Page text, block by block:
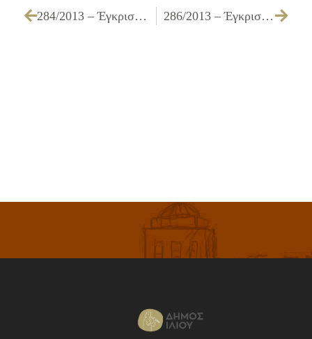
284/2013 – Έγκριση δαπανών και απαλλαγή υπολόγου εντάλματος προπληρωμής 286/2013 – Έγκριση πίστωσης και τεχνικών προδιαγραφών για την «Προμήθεια λιπασμάτων»